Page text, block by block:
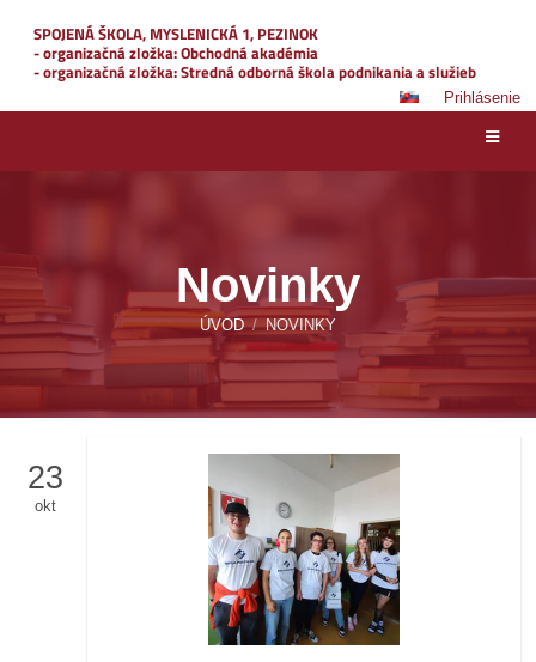
SPOJENÁ ŠKOLA, MYSLENICKÁ 1, PEZINOK
- organizačná zložka: Obchodná akadémia
- organizačná zložka: Stredná odborná škola podnikania a služieb
Prihlásenie
Novinky
ÚVOD / NOVINKY
23
okt